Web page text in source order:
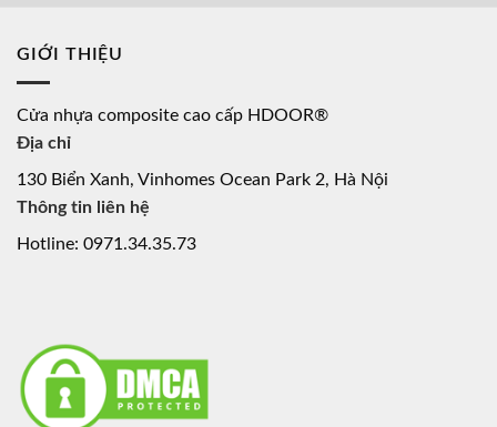
GIỚI THIỆU
Cửa nhựa composite cao cấp HDOOR®
Địa chỉ
130 Biển Xanh, Vinhomes Ocean Park 2, Hà Nội
Thông tin liên hệ
Hotline: 0971.34.35.73